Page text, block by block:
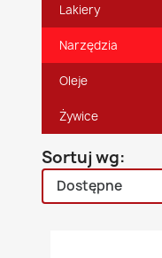
Lakiery
Narzędzia
Oleje
Żywice
Sortuj wg: